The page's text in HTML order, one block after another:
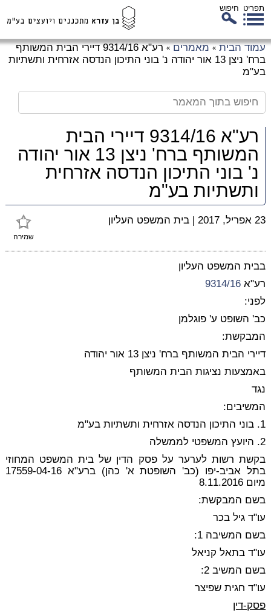
תפריט חיפוש
עמוד הבית » מאמרים »
רע"א 9314/16 דיירי הבית המשותף
ברח' ניצן 13 אור יהודה נ' בוני התיכון הנדסה אזרחית ותשתיות
בע"מ
רע"א 9314/16 דיירי הבית
המשותף ברח' ניצן 13 אור יהודה
נ' בוני התיכון הנדסה אזרחית
ותשתיות בע"מ
שמירה
23 אפריל, 2017 | בית המשפט העליון
בבית המשפט העליון
רע"א 9314/16
לפני:
כב' השופט ע' פוגלמן
המבקשת:
דיירי הבית המשותף ברח' ניצן 13 אור יהודה
באמצעות נציגות הבית המשותף
נגד
המשיבים:
1. בוני התיכון הנדסה אזרחית ותשתיות בע"מ
2. היועץ המשפטי לממשלה
בקשת רשות לערער על פסק הדין של בית המשפט המחוזי
בתל אביב-יפו (כב' השופטת א' כהן) ברע"א 17559-04-16
מיום 8.11.2016
בשם המבקשת:
עו"ד גיל בכר
בשם המשיבה 1:
עו"ד בתאל קניאל
בשם המשיב 2:
עו"ד חגית שפיצר
פסק-דין